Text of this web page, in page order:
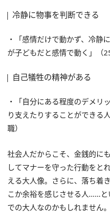
冷静に物事を判断できる
・「感情だけで動かず、冷静
が子どもだと感情で動く」（
自己犠牲の精神がある
・「自分にある程度のデメリ
り支えたりすることができる
職）
社会人だからこそ、金銭的に
してマナーを守った行動をと
える大人像。さらに、落ち着
こか余裕を感じさせる人……
での大人なのかもしれません。